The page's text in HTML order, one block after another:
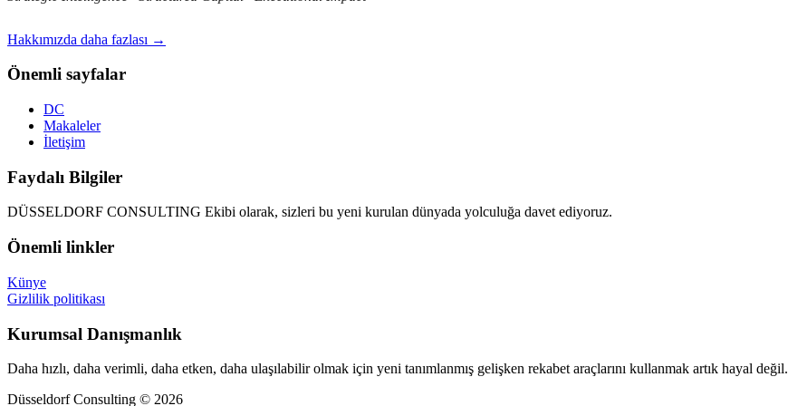
Hakkımızda daha fazlası →
Önemli sayfalar
DC
Makaleler
İletişim
Faydalı Bilgiler
DÜSSELDORF CONSULTING Ekibi olarak, sizleri bu yeni kurulan dünyada yolculuğa davet ediyoruz.
Önemli linkler
Künye
Gizlilik politikası
Kurumsal Danışmanlık
Daha hızlı, daha verimli, daha etken, daha ulaşılabilir olmak için yeni tanımlanmış gelişken rekabet araçlarını kullanmak artık hayal değil.
Düsseldorf Consulting © 2026